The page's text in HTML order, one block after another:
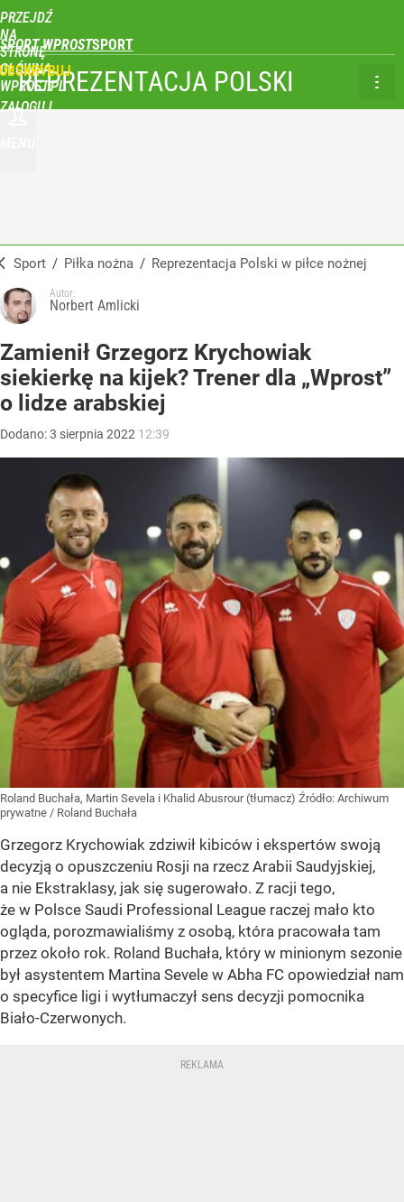
PRZEJDŹ
NA
STRONĘ
GŁÓWNĄ
WPROST.PL
SPORT WPROST
ZALOGUJ
REPREZENTACJA POLSKI
Sport / Piłka nożna / Reprezentacja Polski w piłce nożnej
Autor:
Norbert Amlicki
Zamienił Grzegorz Krychowiak
siekierkę na kijek? Trener dla „Wprost”
o lidze arabskiej
Dodano:3 sierpnia 2022 12:39
Roland Buchała, Martin Sevela i Khalid Abusrour (tłumacz) Źródło: Archiwum
prywatne / Roland Buchała
Grzegorz Krychowiak zdziwił kibiców i ekspertów swoją
decyzją o opuszczeniu Rosji na rzecz Arabii Saudyjskiej,
a nie Ekstraklasy, jak się sugerowało. Z racji tego,
że w Polsce Saudi Professional League raczej mało kto
ogląda, porozmawialiśmy z osobą, która pracowała tam
przez około rok. Roland Buchała, który w minionym sezonie
był asystentem Martina Sevele w Abha FC opowiedział nam
o specyfice ligi i wytłumaczył sens decyzji pomocnika
Biało-Czerwonych.